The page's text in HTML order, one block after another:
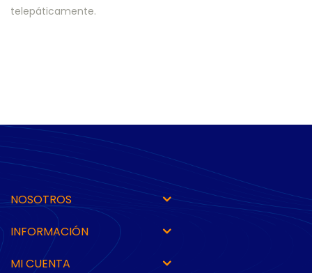
telepáticamente.
NOSOTROS
INFORMACIÓN
MI CUENTA